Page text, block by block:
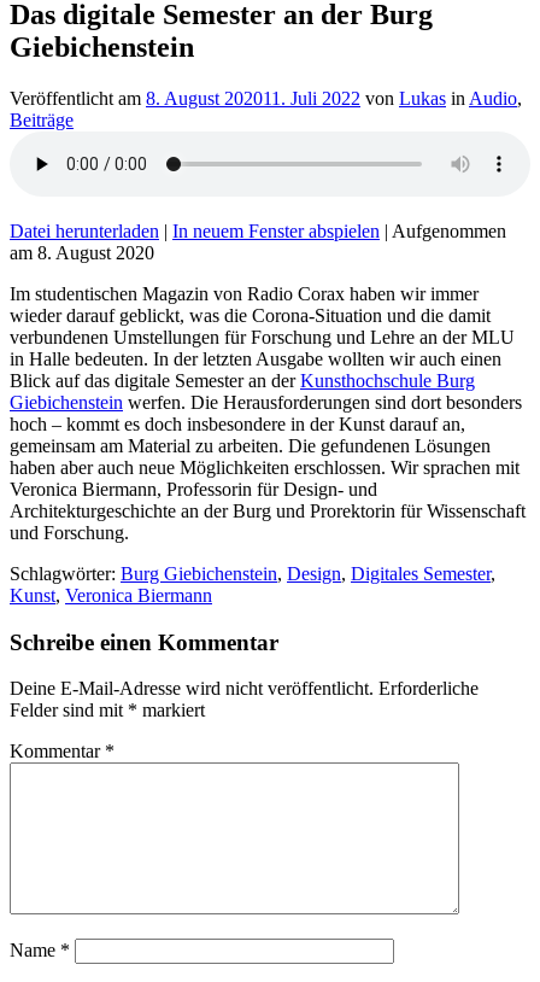
Das digitale Semester an der Burg
Giebichenstein
Veröffentlicht am 8. August 202011. Juli 2022 von Lukas in Audio,
Beiträge
Datei herunterladen | In neuem Fenster abspielen | Aufgenommen
am 8. August 2020
Im studentischen Magazin von Radio Corax haben wir immer
wieder darauf geblickt, was die Corona-Situation und die damit
verbundenen Umstellungen für Forschung und Lehre an der MLU
in Halle bedeuten. In der letzten Ausgabe wollten wir auch einen
Blick auf das digitale Semester an derKunsthochschule Burg
Giebichenstein werfen. Die Herausforderungen sind dort besonders
hoch – kommt es doch insbesondere in der Kunst darauf an,
gemeinsam am Material zu arbeiten. Die gefundenen Lösungen
haben aber auch neue Möglichkeiten erschlossen. Wir sprachen mit
Veronica Biermann, Professorin für Design- und
Architekturgeschichte an der Burg und Prorektorin für Wissenschaft
und Forschung.
Schlagwörter: Burg Giebichenstein, Design, Digitales Semester,
Kunst, Veronica Biermann
Schreibe einen Kommentar
Deine E-Mail-Adresse wird nicht veröffentlicht. Erforderliche
Felder sind mit * markiert
Kommentar *
Name *